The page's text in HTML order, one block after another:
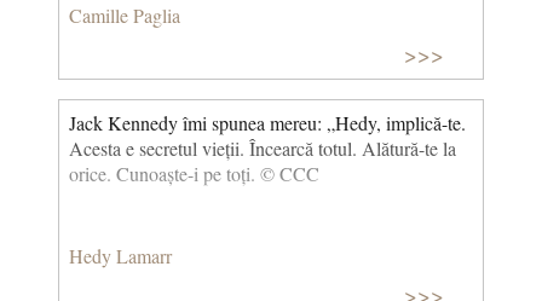
Camille Paglia
>>>
Jack Kennedy îmi spunea mereu: „Hedy, implică-te.
Acesta e secretul vieții. Încearcă totul. Alătură-te la
orice. Cunoaște-i pe toți. © CCC
Hedy Lamarr
>>>